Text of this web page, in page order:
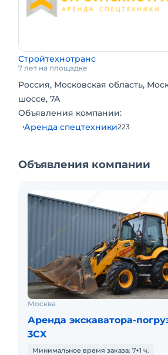
стоимость.
Стройтехнотранс
7 лет на площадке
Россия, Московская область,
шоссе, 7А
Объявления компании:
Аренда спецтехники223
Объявления компании
Москва
Аренда экскаватора-
3CX
Минимальное время заказа: 7+1 ч.